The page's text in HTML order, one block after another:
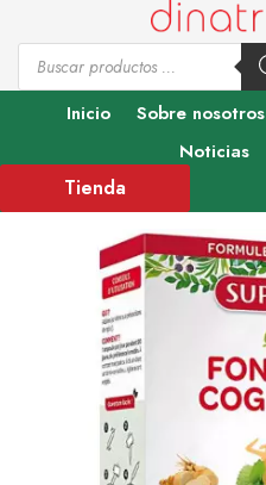
Inicio Sobre nosotros
Noticias
Tienda